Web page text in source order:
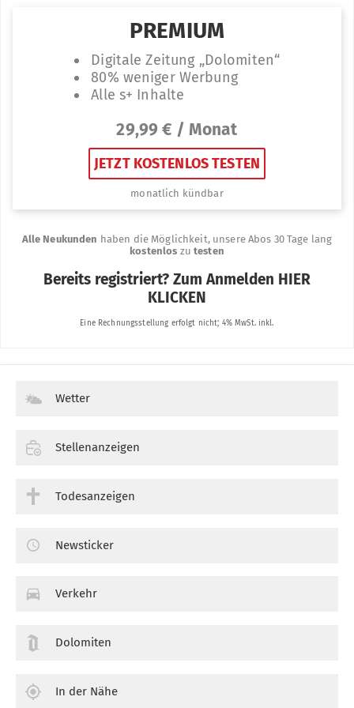
Wetter
Stellenanzeigen
Todesanzeigen
Newsticker
Verkehr
Dolomiten
In der Nähe